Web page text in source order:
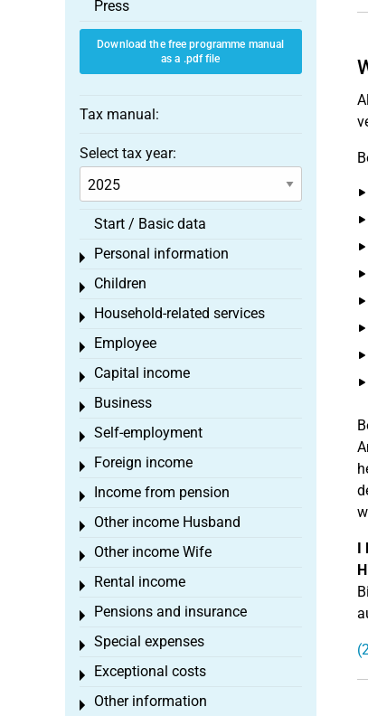
I
Press
Download the free programme manual
as a .pdf file
Tax manual:
Select tax year:
Start / Basic data
Personal information
Toggle menu
Children
Toggle menu
Household-related services
Toggle menu
Employee
Toggle menu
Capital income
Toggle menu
Business
Toggle menu
Self-employment
Toggle menu
Foreign income
Toggle menu
Income from pension
Toggle menu
Other income Husband
Toggle menu
Other income Wife
Toggle menu
Rental income
Toggle menu
Pensions and insurance
Toggle menu
Special expenses
Toggle menu
Exceptional costs
Toggle menu
Other information
Toggle menu